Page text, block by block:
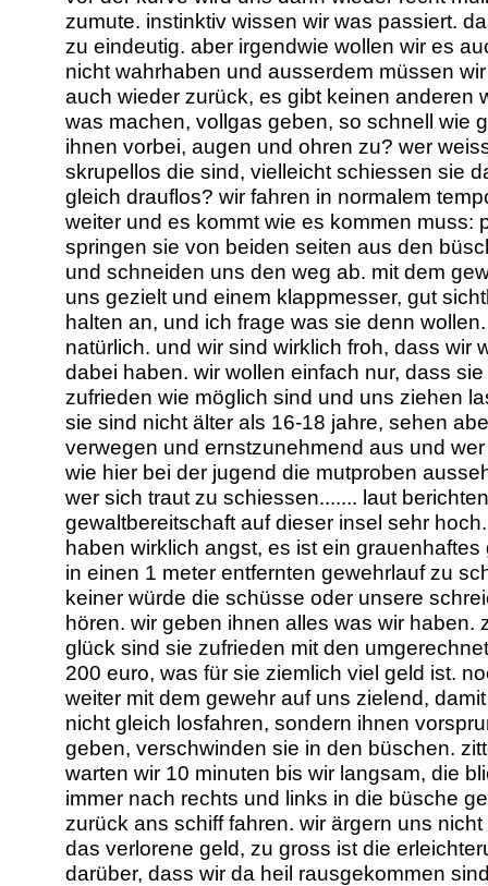
zumute. instinktiv wissen wir was passiert.
zu eindeutig. aber irgendwie wollen wir es
nicht wahrhaben und ausserdem müssen
auch wieder zurück, es gibt keinen anderen
was machen, vollgas geben, so schnell wie
ihnen vorbei, augen und ohren zu? wer
skrupellos die sind, vielleicht schiessen sie
gleich drauflos? wir fahren in normalem
weiter und es kommt wie es kommen muss:
springen sie von beiden seiten aus den
und schneiden uns den weg ab. mit dem
uns gezielt und einem klappmesser, gut
halten an, und ich frage was sie denn
natürlich. und wir sind wirklich froh, dass wir
dabei haben. wir wollen einfach nur, dass
zufrieden wie möglich sind und uns ziehen
sie sind nicht älter als 16-18 jahre, sehen
verwegen und ernstzunehmend aus und
wie hier bei der jugend die mutproben
wer sich traut zu schiessen....... laut
gewaltbereitschaft auf dieser insel sehr
haben wirklich angst, es ist ein grauenhaftes
in einen 1 meter entfernten gewehrlauf zu
keiner würde die schüsse oder unsere
hören. wir geben ihnen alles was wir haben.
glück sind sie zufrieden mit den
200 euro, was für sie ziemlich viel geld ist.
weiter mit dem gewehr auf uns zielend,
nicht gleich losfahren, sondern ihnen
geben, verschwinden sie in den büschen.
warten wir 10 minuten bis wir langsam, die
immer nach rechts und links in die büsche
zurück ans schiff fahren. wir ärgern uns nicht
das verlorene geld, zu gross ist die
darüber, dass wir da heil rausgekommen